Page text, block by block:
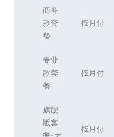
商务
款套
餐
按月付
专业
款套
餐
按月付
旗舰
版套
按月付